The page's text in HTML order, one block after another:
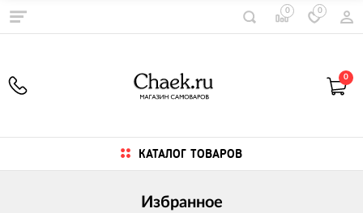
0 0
0
КАТАЛОГ ТОВАРОВ
Избранное